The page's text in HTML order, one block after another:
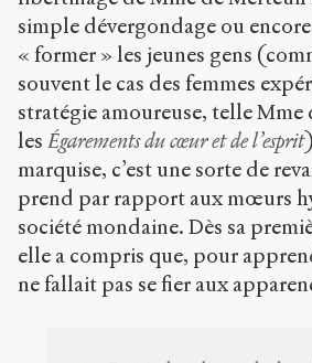
simple dévergondage ou
« former » les jeunes gens
souvent le cas des femmes
stratégie amoureuse, telle Mme
les Égarements du cœur et de l’esprit
marquise, c’est une sorte de
prend par rapport aux mœurs
société mondaine. Dès sa
elle a compris que, pour
ne fallait pas se fier aux